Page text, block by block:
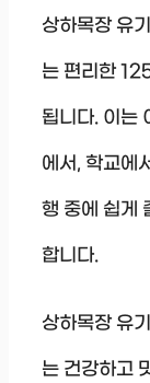
상하목장 유
는 편리한
됩니다. 이는
에서, 학교에
행 중에 쉽게
합니다.
상하목장 유
는 건강하고